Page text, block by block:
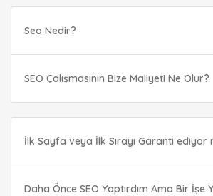
Seo Nedir?
SEO Çalışmasının Bize Maliyeti Ne Olur?
İlk Sayfa veya İlk Sırayı Garanti ediyor
Daha Önce SEO Yaptırdım Ama Bir İşe